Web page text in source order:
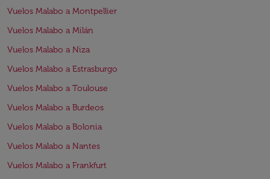
Vuelos Malabo a Montpellier
Vuelos Malabo a Milán
Vuelos Malabo a Niza
Vuelos Malabo a Estrasburgo
Vuelos Malabo a Toulouse
Vuelos Malabo a Burdeos
Vuelos Malabo a Bolonia
Vuelos Malabo a Nantes
Vuelos Malabo a Frankfurt